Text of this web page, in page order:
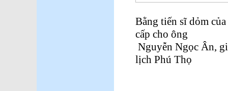
Bằng tiến sĩ dỏm
cấp cho ông
Nguyễn Ngọc Ân,
lịch Phú Thọ